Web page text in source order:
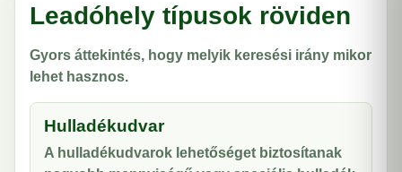
Leadóhely típusok röviden
Gyors áttekintés, hogy melyik keresési irány mikor
lehet hasznos.
Hulladékudvar
A hulladékudvarok lehetőséget biztosítanak